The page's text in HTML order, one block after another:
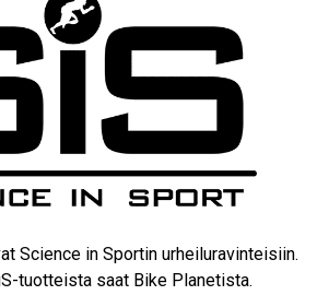
Science in Sportin urheiluravinteisiin.
tuotteista saat Bike Planetista.